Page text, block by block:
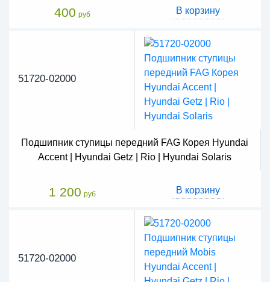
400 руб В корзину
51720-02000
Подшипник ступицы передний FAG Корея Hyundai
Accent | Hyundai Getz | Rio | Hyundai Solaris
1 200 руб В корзину
51720-02000